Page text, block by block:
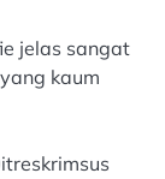
jelas sangat
kaum